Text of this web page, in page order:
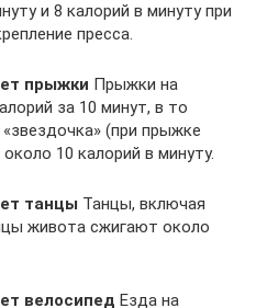
и 8 калорий в минуту при
пресса.
прыжки Прыжки на
за 10 минут, в то
(при прыжке
10 калорий в минуту.
танцы Танцы, включая
живота сжигают около
велосипед Езда на